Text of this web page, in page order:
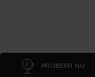
PROBEER NU